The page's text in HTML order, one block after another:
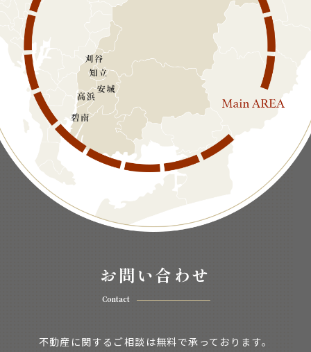
お問い合わせ
Contact
不動産に関するご相談は無料で承っております。